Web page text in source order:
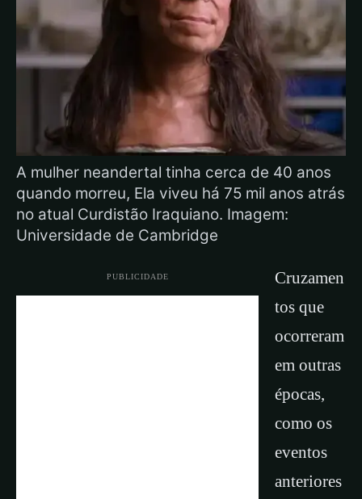
A mulher neandertal tinha cerca de 40 anos
quando morreu, Ela viveu há 75 mil anos atrás
no atual Curdistão Iraquiano. Imagem:
Universidade de Cambridge
PUBLICIDADE
Cruzamen
tos que
ocorreram
em outras
épocas,
como os
eventos
anteriores